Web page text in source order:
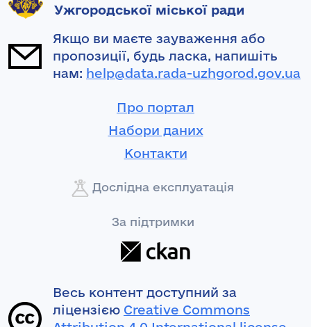
Ужгородської міської ради
Якщо ви маєте зауваження або
пропозиції, будь ласка, напишіть
нам: help@data.rada-uzhgorod.gov.ua
Про портал
Набори даних
Контакти
Дослідна експлуатація
За підтримки
Весь контент доступний за
ліцензією Creative Commons